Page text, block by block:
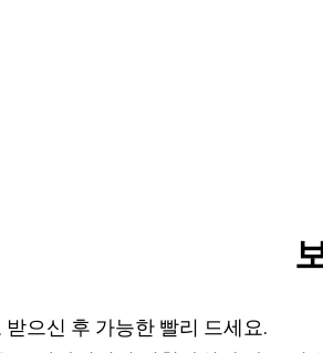
받으신 후 가능한 빨리 드세요.